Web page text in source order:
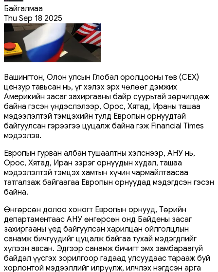
Байгалмаа
Thu Sep 18 2025
Вашингтон, Олон улсын Глобал оролцооны төв (СЕХ)
цензур тавьсан нь, үг хэлэх эрх чөлөөг дэмжих
Америкийн засаг захиргааны байр суурьтай зөрчилдөж
байна гэсэн үндэслэлээр, Орос, Хятад, Ираны ташаа
мэдээлэлтэй тэмцэхийн тулд Европын орнуудтай
байгуулсан гэрээгээ цуцалж байна гэж Financial Times
мэдээлэв.
Европын гурван албан тушаалтны хэлснээр, АНУ нь,
Орос, Хятад, Иран зэрэг орнуудын худал, ташаа
мэдээлэлтэй тэмцэх хамтын хүчин чармайлтаасаа
татгалзаж байгаагаа Европын орнуудад мэдэгдсэн гэсэн
байна.
Өнгөрсөн долоо хоногт Европын орнууд, Төрийн
департаментаас АНУ өнгөрсөн онд Байдены засаг
захиргааны үед байгуулсан харилцан ойлголцлын
санамж бичгүүдийг цуцалж байгаа тухай мэдэгдлийг
хүлээн авсан. Эдгээр санамж бичигт эмх замбараагүй
байдал үүсгэх зорилгоор гадаад улсуудаас тарааж буй
хорлонтой мэдээллийг илрүүлж, илчлэх нэгдсэн арга